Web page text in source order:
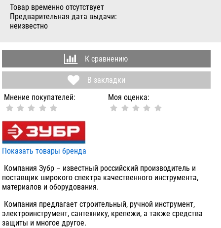
УБ.
Товар временно отсутствует
Предварительная дата выдачи:
неизвестно
К сравнению
В закладки
Мнение покупателей:
Моя оценка:
Показать товары бренда
Компания Зубр – известный российский производитель и
поставщик широкого спектра качественного инструмента,
материалов и оборудования.
Компания предлагает строительный, ручной инструмент,
электроинструмент, сантехнику, крепежи, а также средства
защиты и многое другое.